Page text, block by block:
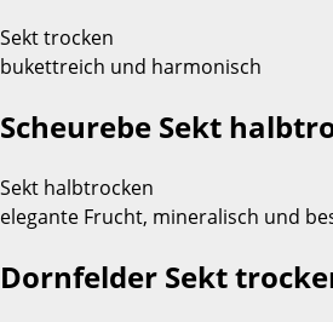
Sekt trocken
bukettreich und harmonisch
Scheurebe Sekt
Sekt halbtrocken
elegante Frucht, mineralisch und
Dornfelder Sekt